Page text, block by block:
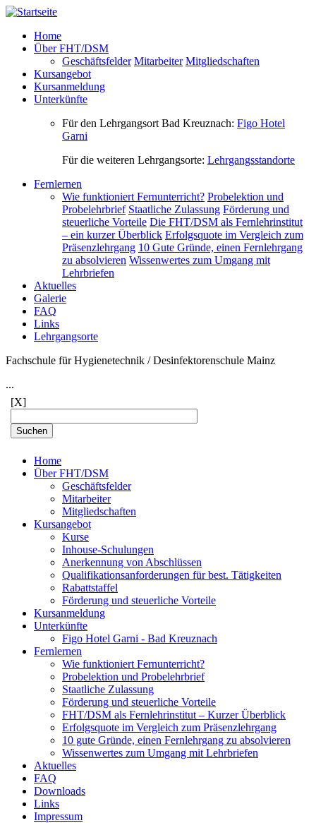
Direkt zum Inhalt
Home
Über FHT/DSM
Geschäftsfelder Mitarbeiter Mitgliedschaften
Kursangebot
Kursanmeldung
Unterkünfte
Für den Lehrgangsort Bad Kreuznach: Figo Hotel
Garni
Für die weiteren Lehrgangsorte: Lehrgangsstandorte
Fernlernen
Wie funktioniert Fernunterricht? Probelektion und
Probelehrbrief Staatliche Zulassung Förderung und
steuerliche Vorteile Die FHT/DSM als Fernlehrinstitut
– ein kurzer Überblick Erfolgsquote im Vergleich zum
Präsenzlehrgang 10 Gute Gründe, einen Fernlehrgang
zu absolvieren Wissenwertes zum Umgang mit
Lehrbriefen
Aktuelles
Galerie
FAQ
Links
Lehrgangsorte
Fachschule für Hygienetechnik / Desinfektorenschule Mainz
...
[X]
Home
Über FHT/DSM
Geschäftsfelder
Mitarbeiter
Mitgliedschaften
Kursangebot
Kurse
Inhouse-Schulungen
Anerkennung von Abschlüssen
Qualifikationsanforderungen für best. Tätigkeiten
Rabattstaffel
Förderung und steuerliche Vorteile
Kursanmeldung
Unterkünfte
Figo Hotel Garni - Bad Kreuznach
Fernlernen
Wie funktioniert Fernunterricht?
Probelektion und Probelehrbrief
Staatliche Zulassung
Förderung und steuerliche Vorteile
FHT/DSM als Fernlehrinstitut – Kurzer Überblick
Erfolgsquote im Vergleich zum Präsenzlehrgang
10 gute Gründe, einen Fernlehrgang zu absolvieren
Wissenwertes zum Umgang mit Lehrbriefen
Aktuelles
FAQ
Downloads
Links
Impressum